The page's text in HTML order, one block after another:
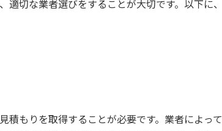
切な業者選びをすることが大切です。以下に、
もりを取得することが必要です。業者によって